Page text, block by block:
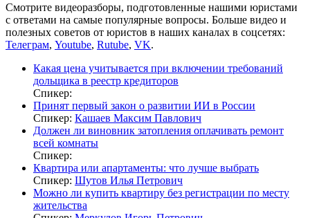
Смотрите видеоразборы, подготовленные нашими юристами
с ответами на самые популярные вопросы. Больше видео и
полезных советов от юристов в наших каналах в соцсетях:
Телеграм, Youtube, Rutube, VK.
Какая цена учитывается при включении требований
дольщика в реестр кредиторов
Спикер:
Принят первый закон о развитии ИИ в России
Спикер: Кашаев Максим Павлович
Должен ли виновник затопления оплачивать ремонт
всей комнаты
Спикер:
Квартира или апартаменты: что лучше выбрать
Спикер: Шутов Илья Петрович
Можно ли купить квартиру без регистрации по месту
жительства